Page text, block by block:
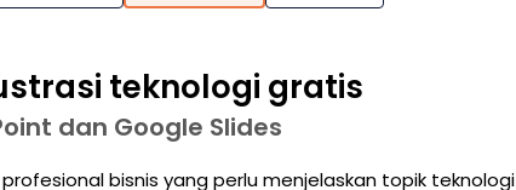
teknologi gratis
dan Google Slides
bisnis yang perlu menjelaskan topik teknologi